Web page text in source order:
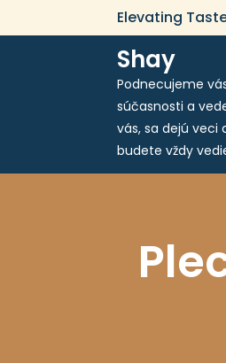
Elevating
Shay
Podnecujeme
súčasnosti a
vás, sa dejú veci
budete vždy